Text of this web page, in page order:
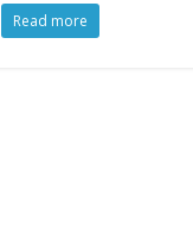
Read more